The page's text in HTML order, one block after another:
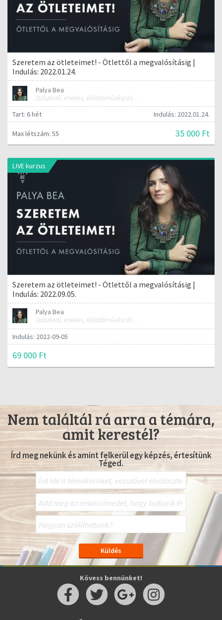
Szeretem az ötleteimet! - Ötlettől a megvalósításig |
Indulás: 2022.01.24.
Palya Bea
Dalszerző, énekes, előadóművész és tréner
Tart: 6 hét
Indulás: 2022.01.24.
Max létszám: 55 35 000 Ft
LIVE kurzus
Szeretem az ötleteimet! - Ötlettől a megvalósításig |
Indulás: 2022.09.05.
Palya Bea
Dalszerző, énekes, előadóművész és tréner
Indulás: 2022-09-05
69 000 Ft
Nem találtál rá arra a témára,
amit kerestél?
Írd meg nekünk és amint felkerül egy képzés, értesítünk
Téged.
Kövess bennünket!